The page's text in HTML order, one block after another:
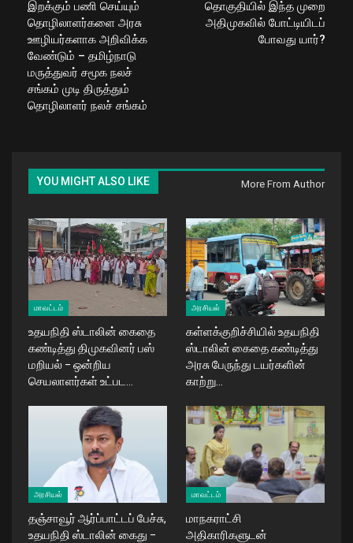
இறக்கும் பணி செய்யும்
தொழிலாளர்களை அரசு
ஊழியர்களாக அறிவிக்க
வேண்டும் – தமிழ்நாடு
மருத்துவர் சமூக நலச்
சங்கம் முடி திருத்தும்
தொழிலாளர் நலச் சங்கம்
தொகுதியில் இந்த முறை
அதிமுகவில் போட்டியிடப்
போவது யார்?
YOU MIGHT ALSO LIKE More From Author
மாவட்டம்
உதயநிதி ஸ்டாலின் கைதை
கண்டித்து திமுகவினர் பஸ்
மறியல் – ஒன்றிய
செயலாளர்கள் உட்பட…
அரசியல்
கள்ளக்குறிச்சியில் உதயநிதி
ஸ்டாலின் கைதை கண்டித்து
அரசு பேருந்து டயர்களின்
காற்று…
அரசியல்
தஞ்சாவூர் ஆர்ப்பாட்டப் பேச்சு,
உதயநிதி ஸ்டாலின் கைது –
மாவட்டம்
மாநகராட்சி
அதிகாரிகளுடன்